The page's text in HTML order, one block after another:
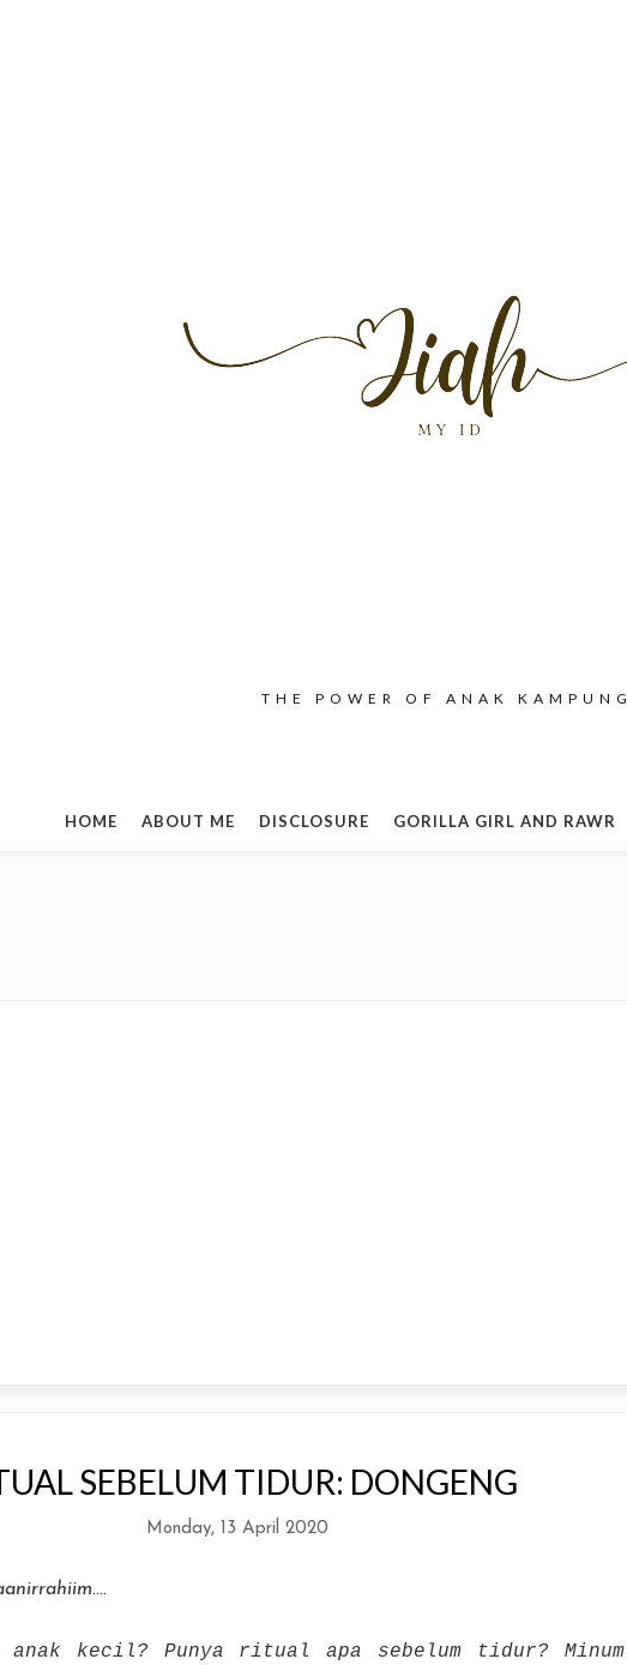
THE POWER OF ANAK KAMPUNG
HOME ABOUT ME DISCLOSURE GORILLA GIRL AND RAWR
SEBELUM TIDUR: DONGENG
Monday, 13 April 2020
anak kecil? Punya ritual apa sebelum tidur? Minum